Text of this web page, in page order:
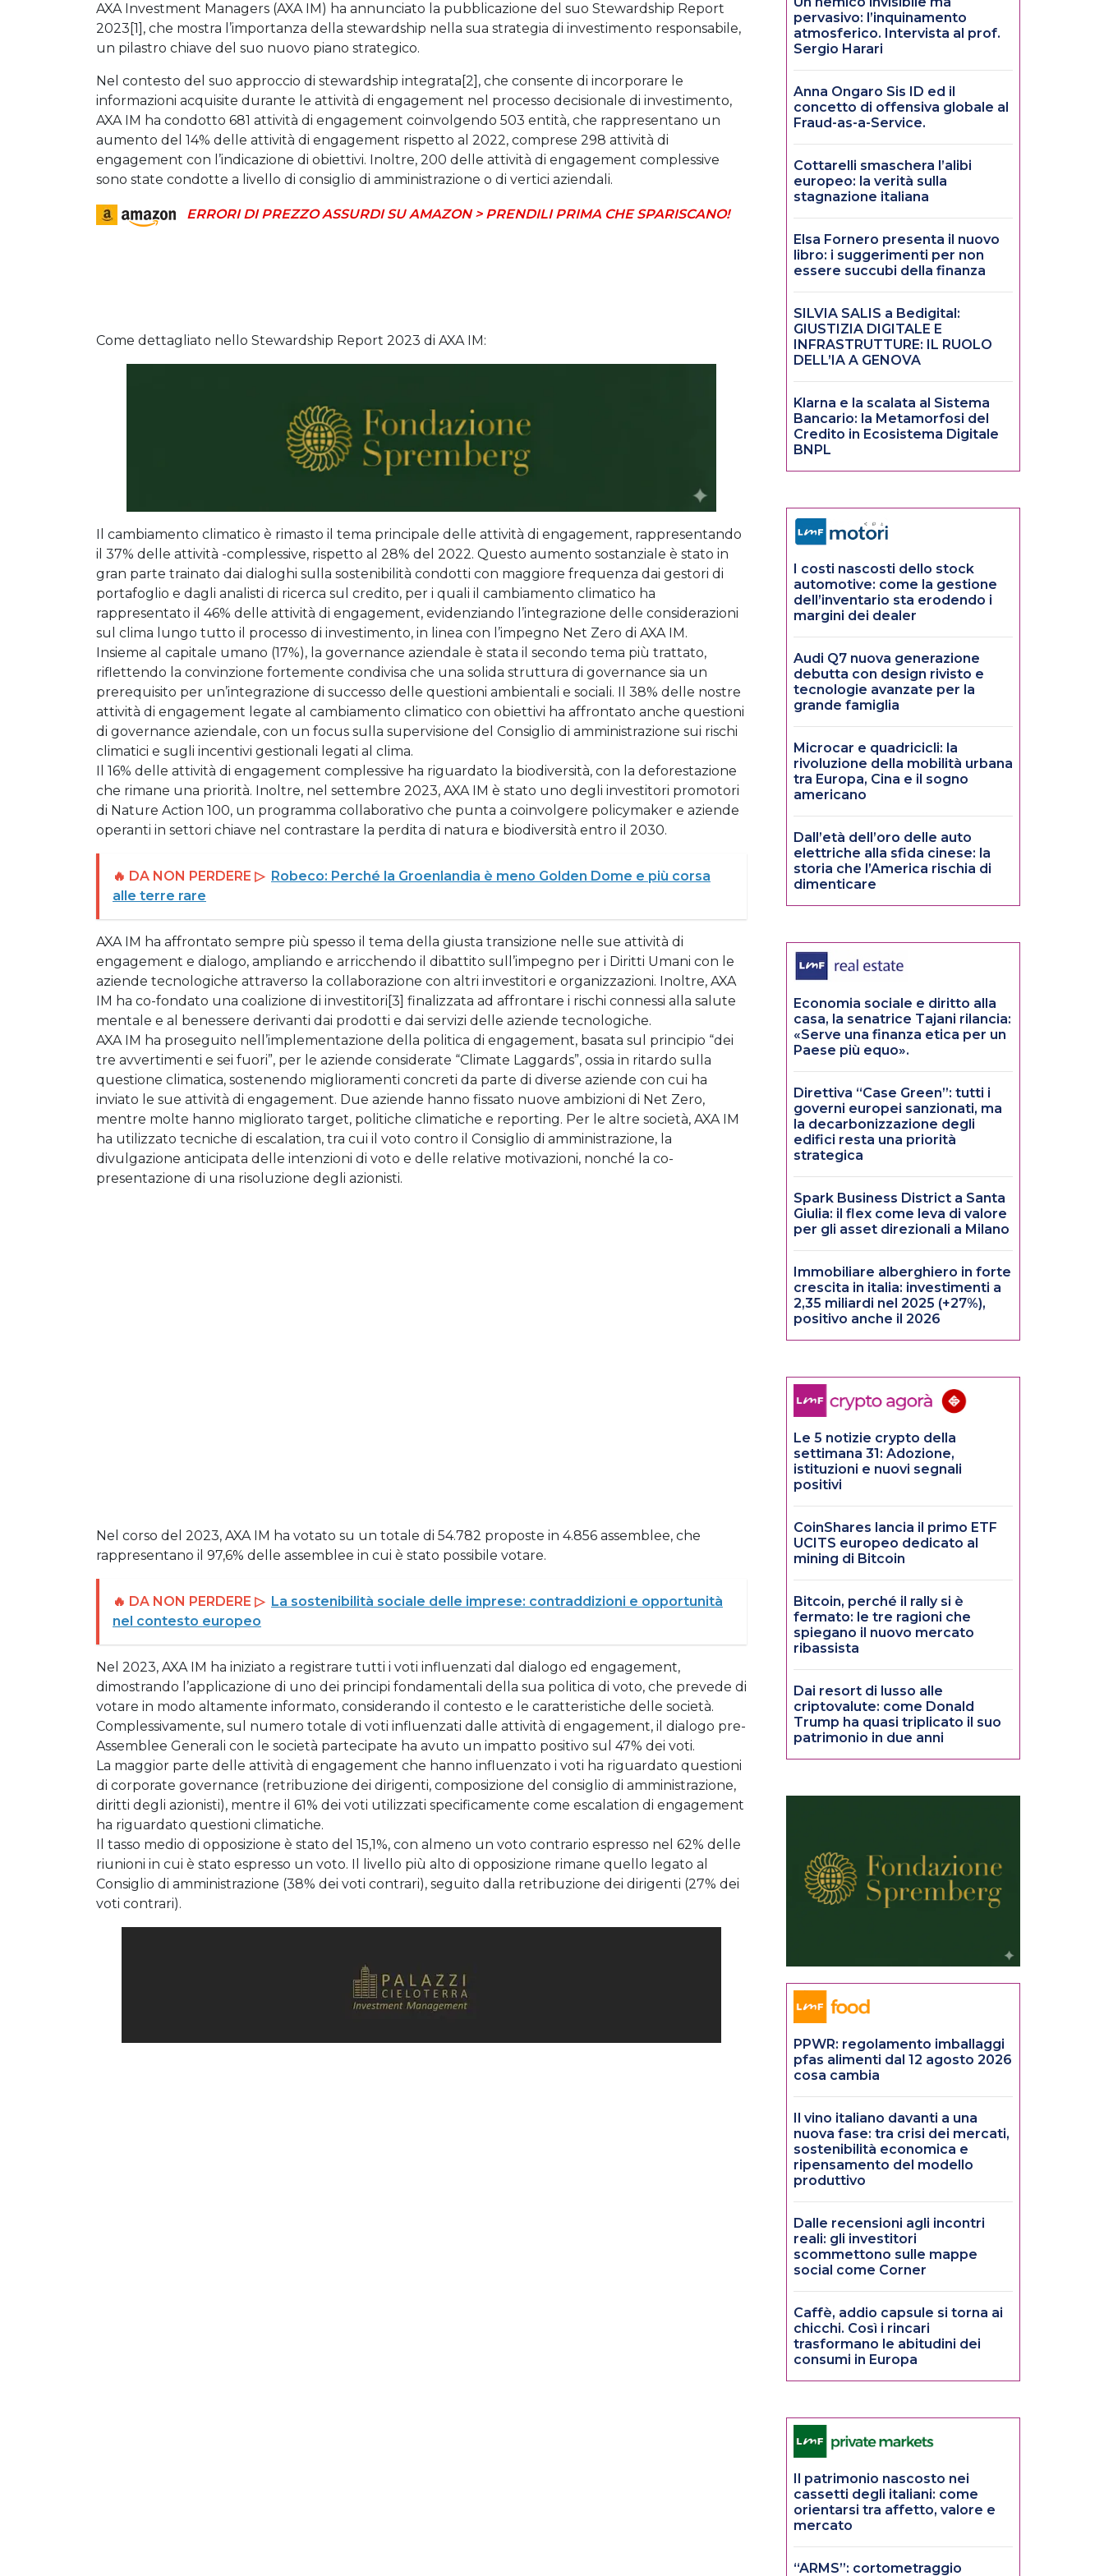
AXA Investment Managers (AXA IM) ha annunciato la pubblicazione del suo Stewardship Report
2023[1], che mostra l’importanza della stewardship nella sua strategia di investimento responsabile,
un pilastro chiave del suo nuovo piano strategico.
Nel contesto del suo approccio di stewardship integrata[2], che consente di incorporare le
informazioni acquisite durante le attività di engagement nel processo decisionale di investimento,
AXA IM ha condotto 681 attività di engagement coinvolgendo 503 entità, che rappresentano un
aumento del 14% delle attività di engagement rispetto al 2022, comprese 298 attività di
engagement con l’indicazione di obiettivi. Inoltre, 200 delle attività di engagement complessive
sono state condotte a livello di consiglio di amministrazione o di vertici aziendali.
ERRORI DI PREZZO ASSURDI SU AMAZON > PRENDILI PRIMA CHE SPARISCANO!
Come dettagliato nello Stewardship Report 2023 di AXA IM:
Il cambiamento climatico è rimasto il tema principale delle attività di engagement, rappresentando
il 37% delle attività -complessive, rispetto al 28% del 2022. Questo aumento sostanziale è stato in
gran parte trainato dai dialoghi sulla sostenibilità condotti con maggiore frequenza dai gestori di
portafoglio e dagli analisti di ricerca sul credito, per i quali il cambiamento climatico ha
rappresentato il 46% delle attività di engagement, evidenziando l’integrazione delle considerazioni
sul clima lungo tutto il processo di investimento, in linea con l’impegno Net Zero di AXA IM.
Insieme al capitale umano (17%), la governance aziendale è stata il secondo tema più trattato,
riflettendo la convinzione fortemente condivisa che una solida struttura di governance sia un
prerequisito per un’integrazione di successo delle questioni ambientali e sociali. Il 38% delle nostre
attività di engagement legate al cambiamento climatico con obiettivi ha affrontato anche questioni
di governance aziendale, con un focus sulla supervisione del Consiglio di amministrazione sui rischi
climatici e sugli incentivi gestionali legati al clima.
Il 16% delle attività di engagement complessive ha riguardato la biodiversità, con la deforestazione
che rimane una priorità. Inoltre, nel settembre 2023, AXA IM è stato uno degli investitori promotori
di Nature Action 100, un programma collaborativo che punta a coinvolgere policymaker e aziende
operanti in settori chiave nel contrastare la perdita di natura e biodiversità entro il 2030.
🔥 DA NON PERDERE ▷ Robeco: Perché la Groenlandia è meno Golden Dome e più corsa
alle terre rare
AXA IM ha affrontato sempre più spesso il tema della giusta transizione nelle sue attività di
engagement e dialogo, ampliando e arricchendo il dibattito sull’impegno per i Diritti Umani con le
aziende tecnologiche attraverso la collaborazione con altri investitori e organizzazioni. Inoltre, AXA
IM ha co-fondato una coalizione di investitori[3] finalizzata ad affrontare i rischi connessi alla salute
mentale e al benessere derivanti dai prodotti e dai servizi delle aziende tecnologiche.
AXA IM ha proseguito nell’implementazione della politica di engagement, basata sul principio “dei
tre avvertimenti e sei fuori”, per le aziende considerate “Climate Laggards”, ossia in ritardo sulla
questione climatica, sostenendo miglioramenti concreti da parte di diverse aziende con cui ha
inviato le sue attività di engagement. Due aziende hanno fissato nuove ambizioni di Net Zero,
mentre molte hanno migliorato target, politiche climatiche e reporting. Per le altre società, AXA IM
ha utilizzato tecniche di escalation, tra cui il voto contro il Consiglio di amministrazione, la
divulgazione anticipata delle intenzioni di voto e delle relative motivazioni, nonché la co-
presentazione di una risoluzione degli azionisti.
Nel corso del 2023, AXA IM ha votato su un totale di 54.782 proposte in 4.856 assemblee, che
rappresentano il 97,6% delle assemblee in cui è stato possibile votare.
🔥 DA NON PERDERE ▷ La sostenibilità sociale delle imprese: contraddizioni e opportunità
nel contesto europeo
Nel 2023, AXA IM ha iniziato a registrare tutti i voti influenzati dal dialogo ed engagement,
dimostrando l’applicazione di uno dei principi fondamentali della sua politica di voto, che prevede di
votare in modo altamente informato, considerando il contesto e le caratteristiche delle società.
Complessivamente, sul numero totale di voti influenzati dalle attività di engagement, il dialogo pre-
Assemblee Generali con le società partecipate ha avuto un impatto positivo sul 47% dei voti.
La maggior parte delle attività di engagement che hanno influenzato i voti ha riguardato questioni
di corporate governance (retribuzione dei dirigenti, composizione del consiglio di amministrazione,
diritti degli azionisti), mentre il 61% dei voti utilizzati specificamente come escalation di engagement
ha riguardato questioni climatiche.
Il tasso medio di opposizione è stato del 15,1%, con almeno un voto contrario espresso nel 62% delle
riunioni in cui è stato espresso un voto. Il livello più alto di opposizione rimane quello legato al
Consiglio di amministrazione (38% dei voti contrari), seguito dalla retribuzione dei dirigenti (27% dei
voti contrari).
pervasivo: l’inquinamento
atmosferico. Intervista al prof.
Sergio Harari
Anna Ongaro Sis ID ed il
concetto di offensiva globale al
Fraud-as-a-Service.
Cottarelli smaschera l’alibi
europeo: la verità sulla
stagnazione italiana
Elsa Fornero presenta il nuovo
libro: i suggerimenti per non
essere succubi della finanza
SILVIA SALIS a Bedigital:
GIUSTIZIA DIGITALE E
INFRASTRUTTURE: IL RUOLO
DELL’IA A GENOVA
Klarna e la scalata al Sistema
Bancario: la Metamorfosi del
Credito in Ecosistema Digitale
BNPL
I costi nascosti dello stock
automotive: come la gestione
dell’inventario sta erodendo i
margini dei dealer
Audi Q7 nuova generazione
debutta con design rivisto e
tecnologie avanzate per la
grande famiglia
Microcar e quadricicli: la
rivoluzione della mobilità urbana
tra Europa, Cina e il sogno
americano
Dall’età dell’oro delle auto
elettriche alla sfida cinese: la
storia che l’America rischia di
dimenticare
Economia sociale e diritto alla
casa, la senatrice Tajani rilancia:
«Serve una finanza etica per un
Paese più equo».
Direttiva “Case Green”: tutti i
governi europei sanzionati, ma
la decarbonizzazione degli
edifici resta una priorità
strategica
Spark Business District a Santa
Giulia: il flex come leva di valore
per gli asset direzionali a Milano
Immobiliare alberghiero in forte
crescita in italia: investimenti a
2,35 miliardi nel 2025 (+27%),
positivo anche il 2026
Le 5 notizie crypto della
settimana 31: Adozione,
istituzioni e nuovi segnali
positivi
CoinShares lancia il primo ETF
UCITS europeo dedicato al
mining di Bitcoin
Bitcoin, perché il rally si è
fermato: le tre ragioni che
spiegano il nuovo mercato
ribassista
Dai resort di lusso alle
criptovalute: come Donald
Trump ha quasi triplicato il suo
patrimonio in due anni
PPWR: regolamento imballaggi
pfas alimenti dal 12 agosto 2026
cosa cambia
Il vino italiano davanti a una
nuova fase: tra crisi dei mercati,
sostenibilità economica e
ripensamento del modello
produttivo
Dalle recensioni agli incontri
reali: gli investitori
scommettono sulle mappe
social come Corner
Caffè, addio capsule si torna ai
chicchi. Così i rincari
trasformano le abitudini dei
consumi in Europa
Il patrimonio nascosto nei
cassetti degli italiani: come
orientarsi tra affetto, valore e
mercato
“ARMS”: cortometraggio